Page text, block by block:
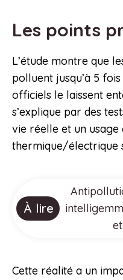
Les points
L’étude montre que
polluent jusqu’à 5
officiels le laissent
s’explique par des
vie réelle et un
thermique/électrique
À lire
Cette réalité a un